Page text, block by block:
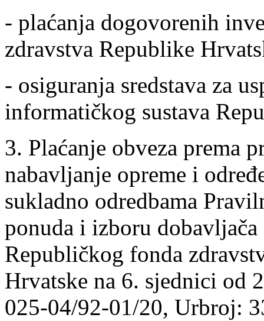
- plaćanja dogovorenih
zdravstva Republike
- osiguranja sredstava za
informatičkog sustava
3. Plaćanje obveza prema
nabavljanje opreme i
sukladno odredbama
ponuda i izboru
Republičkog fonda
Hrvatske na 6. sjednici od
025-04/92-01/20, Urbroj: